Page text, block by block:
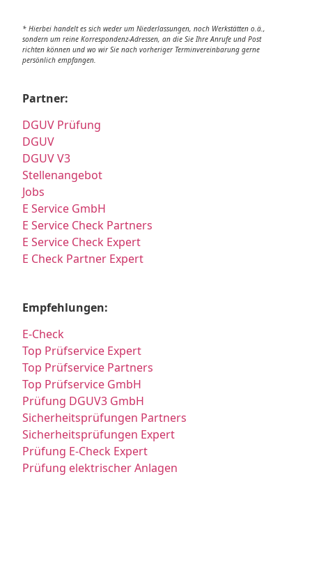
* Hierbei handelt es sich weder um Niederlassungen, noch Werkstätten o.ä.,
sondern um reine Korrespondenz-Adressen, an die Sie Ihre Anrufe und Post
richten können und wo wir Sie nach vorheriger Terminvereinbarung gerne
persönlich empfangen.
Partner:
DGUV Prüfung
DGUV
DGUV V3
Stellenangebot
Jobs
E Service GmbH
E Service Check Partners
E Service Check Expert
E Check Partner Expert
Empfehlungen:
E-Check
Top Prüfservice Expert
Top Prüfservice Partners
Top Prüfservice GmbH
Prüfung DGUV3 GmbH
Sicherheitsprüfungen Partners
Sicherheitsprüfungen Expert
Prüfung E-Check Expert
Prüfung elektrischer Anlagen